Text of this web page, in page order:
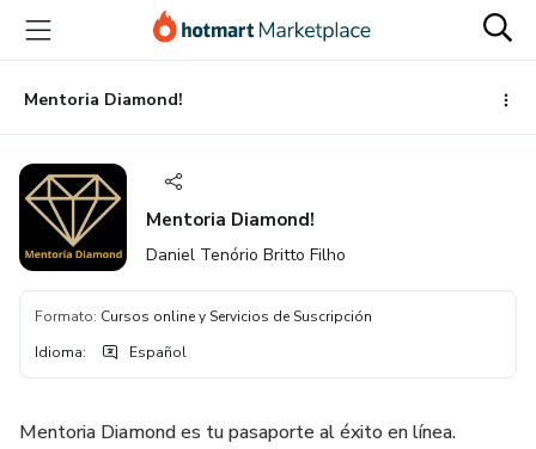
principal
página
de
página
Mentoria Diamond!
Mentoria Diamond!
Daniel Tenório Britto Filho
Formato: Cursos online y Servicios de Suscripción
Idioma: Español
Mentoria Diamond es tu pasaporte al éxito en línea.